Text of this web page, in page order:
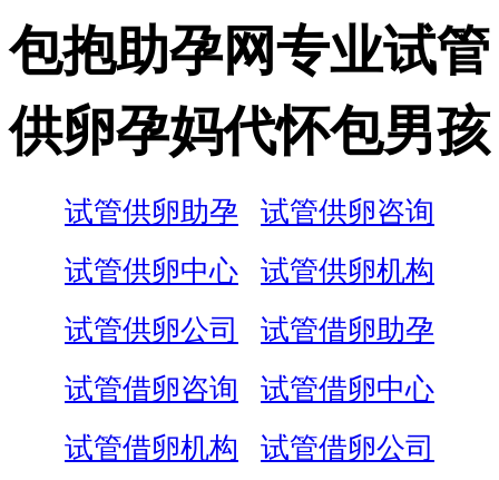
包抱助孕网专业试管
供卵孕妈代怀包男孩
试管供卵助孕
试管供卵咨询
试管供卵中心
试管供卵机构
试管供卵公司
试管借卵助孕
试管借卵咨询
试管借卵中心
试管借卵机构
试管借卵公司